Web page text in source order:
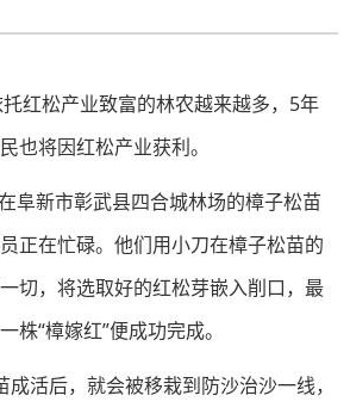
松产业致富的林农越来越多，5年
也将因红松产业获利。
新市彰武县四合城林场的樟子松苗
正在忙碌。他们用小刀在樟子松苗的
切，将选取好的红松芽嵌入削口，最
株“樟嫁红”便成功完成。
活后，就会被移栽到防沙治沙一线，